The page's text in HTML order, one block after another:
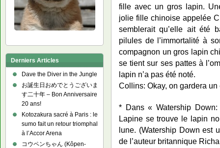
fille avec un gros lapin.
jolie fille chinoise appelée
semblerait qu’elle ait été
pilules de l’immortalité à
compagnon un gros lapin
se tient sur ses pattes à
lapin n’a pas été noté.
Collins: Okay, on gardera
* Dans « Watership
Lapine se trouve le lapin
lune. (Watership Down est
de l’auteur britannique
Derniers Articles
Dave the Diver in the Jungle
お誕生日おめでとうございま
す二十年 – Bon Anniversaire
20 ans!
Kotozakura sacré à Paris : le
sumo fait un retour triomphal
à l’Accor Arena
コウペンちゃん (Kôpen-